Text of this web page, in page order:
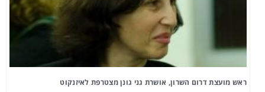
ראש מועצת דרום השרון, אושרת גני גונן מצטרפת לאיזנקוט